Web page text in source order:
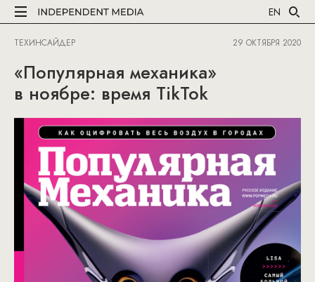
EN
ТЕХИНСАЙДЕР 29 ОКТЯБРЯ 2020
«Популярная механика»
в ноябре: время TikTok